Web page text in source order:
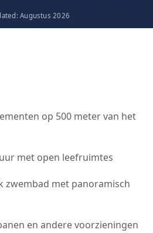
Augustus 2026
op 500 meter van het
met open leefruimtes
zwembad met panoramisch
en andere voorzieningen